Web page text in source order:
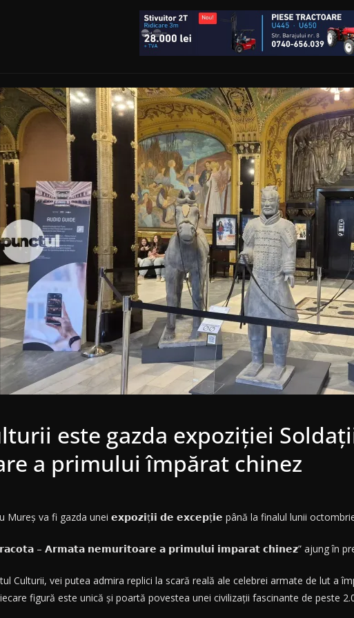
este gazda expoziției
a primului împărat chinez
Mureș va fi gazda unei 𝗲𝘅𝗽𝗼𝘇𝗶ț𝗶𝗶 𝗱𝗲 𝗲𝘅𝗰𝗲𝗽ț𝗶𝗲 până la finalul lunii
𝘁𝗮 – 𝗔𝗿𝗺𝗮𝘁𝗮 𝗻𝗲𝗺𝘂𝗿𝗶𝘁𝗼𝗮𝗿𝗲 𝗮 𝗽𝗿𝗶𝗺𝘂𝗹𝘂𝗶 𝗶𝗺𝗽𝗮𝗿𝗮𝘁 𝗰𝗵𝗶𝗻𝗲𝘇” ajung în
Culturii, vei putea admira replici la scară reală ale celebrei armate de lut a
figură este unică și poartă povestea unei civilizații fascinante de peste